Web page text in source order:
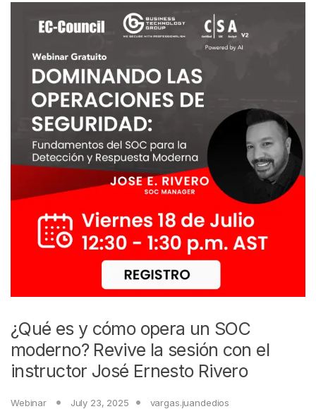
¿Qué es y cómo opera un SOC
moderno? Revive la sesión con el
instructor José Ernesto Rivero
Webinar July 23, 2025 vargas.juandedios